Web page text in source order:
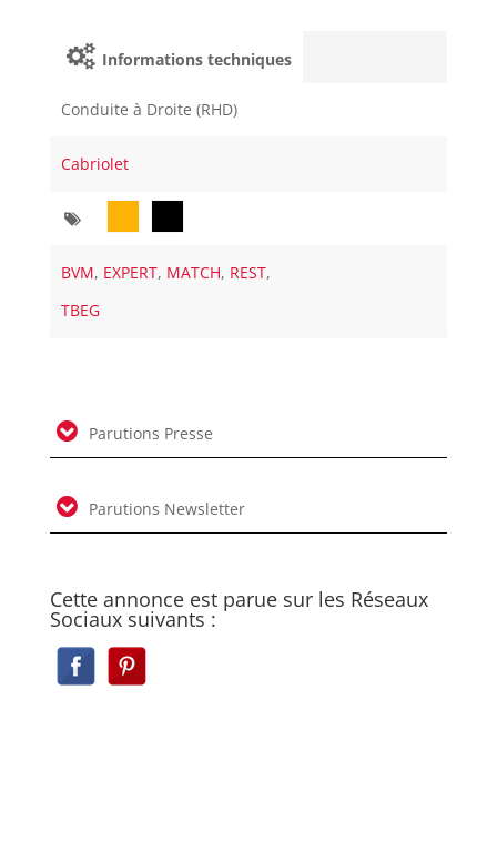
Informations techniques
Conduite à Droite (RHD)
Cabriolet
BVM, EXPERT, MATCH, REST,
TBEG
Parutions Presse
Parutions Newsletter
Cette annonce est parue sur les Réseaux
Sociaux suivants :